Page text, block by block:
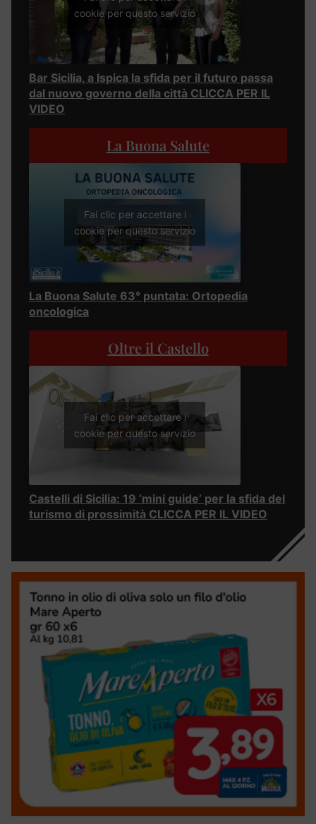
cookie per questo servizio
Bar Sicilia, a Ispica la sfida per il futuro passa
dal nuovo governo della città CLICCA PER IL
VIDEO
La Buona Salute
Fai clic per accettare i
cookie per questo servizio
La Buona Salute 63° puntata: Ortopedia
oncologica
Oltre il Castello
Fai clic per accettare i
cookie per questo servizio
Castelli di Sicilia: 19 ‘mini guide’ per la sfida del
turismo di prossimità CLICCA PER IL VIDEO